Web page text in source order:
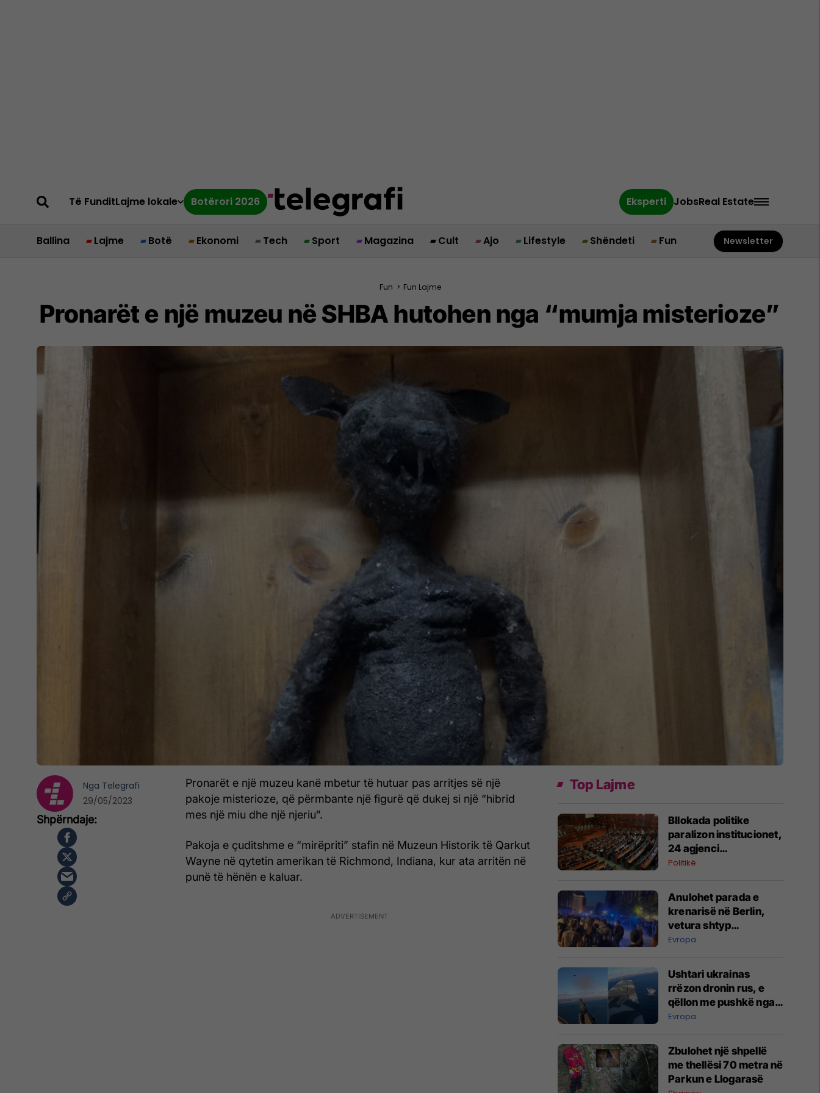
Të FunditLajme lokale Botërori 2026 Eksperti JobsReal Estate
Ballina Lajme Botë Ekonomi Tech Sport Magazina Cult Ajo Lifestyle Shëndeti Fun Newsletter
Fun > Fun Lajme
Pronarët e një muzeu në SHBA hutohen nga “mumja misterioze”
Pronarët e një muzeu kanë mbetur të hutuar pas arritjes së një
pakoje misterioze, që përmbante një figurë që dukej si një “hibrid
mes një miu dhe një njeriu”.
Pakoja e çuditshme e “mirëpriti” stafin në Muzeun Historik të Qarkut
Wayne në qytetin amerikan të Richmond, Indiana, kur ata arritën në
punë të hënën e kaluar.
Nga Telegrafi
29/05/2023
Top Lajme
Bllokada politike
paralizon institucionet,
24 agjenci
funksionojnë me
ose jo të plota
Politikë
Anulohet parada e
krenarisë në Berlin,
vetura shtyp
pjesëmarrësit –
lënduar
Evropa
Ushtari ukrainas
rrëzon dronin rus, e
qëllon me pushkë nga
kabina e aeroplanit
Evropa
Zbulohet një shpellë
me thellësi 70 metra në
Parkun e Llogarasë